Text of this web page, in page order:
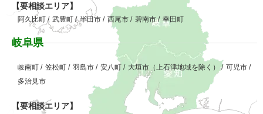
【要相談エリア】
阿久比町 / 武豊町/ 半田市 / 西尾市 / 碧南市/ 幸田町
岐阜県
岐南町 / 笠松町 / 羽島市 / 安八町 / 大垣市（上石津地域を除く） / 可児市 /
多治見市
【要相談エリア】